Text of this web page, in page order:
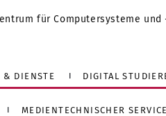
für Computersysteme
& DIENSTE DIGITAL
MEDIENTECHNISCHER